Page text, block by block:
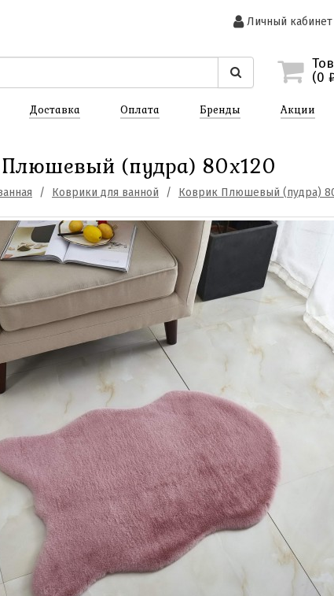
Личный кабинет
(0
Доставка Оплата Бренды Акции
(пудра) 80х120
Коврики для ванной Коврик Плюшевый (пудра)